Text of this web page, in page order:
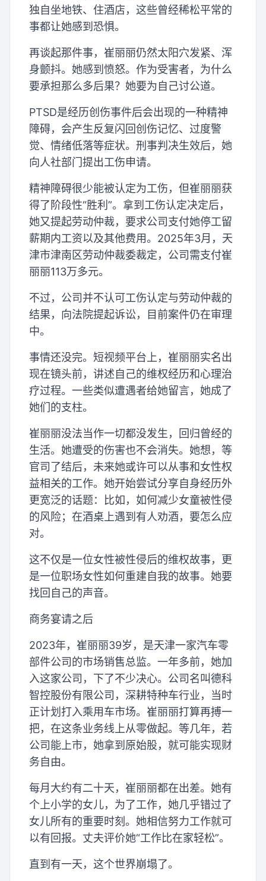
独自坐地铁、住酒店，这些曾经稀松平常的
事都让她感到恐惧。
再谈起那件事，崔丽丽仍然太阳穴发紧、浑
身颤抖。她感到愤怒。作为受害者，为什么
要承担那么多后果？她要为自己讨公道。
PTSD是经历创伤事件后会出现的一种精神
障碍，会产生反复闪回创伤记忆、过度警
觉、情绪低落等症状。刑事判决生效后，她
向人社部门提出工伤申请。
精神障碍很少能被认定为工伤，但崔丽丽获
得了阶段性“胜利”。拿到工伤认定决定后，
她又提起劳动仲裁，要求公司支付她停工留
薪期内工资以及其他费用。2025年3月，天
津市津南区劳动仲裁委裁定，公司需支付崔
丽丽113万多元。
不过，公司并不认可工伤认定与劳动仲裁的
结果，向法院提起诉讼，目前案件仍在审理
中。
事情还没完。短视频平台上，崔丽丽实名出
现在镜头前，讲述自己的维权经历和心理治
疗过程。一些类似遭遇者给她留言，她成了
她们的支柱。
崔丽丽没法当作一切都没发生，回归曾经的
生活。她遭受的伤害也不会消失。她想，等
官司了结后，未来她或许可以从事和女性权
益相关的工作。她开始尝试分享自身经历外
更宽泛的话题：比如，如何减少女童被性侵
的风险；在酒桌上遇到有人劝酒，要怎么应
对。
这不仅是一位女性被性侵后的维权故事，更
是一位职场女性如何重建自我的故事。她要
找回自己的声音。
商务宴请之后
2023年，崔丽丽39岁，是天津一家汽车零
部件公司的市场销售总监。一年多前，她加
入这家公司，下了不少决心。公司名叫德科
智控股份有限公司，深耕特种车行业，当时
正计划打入乘用车市场。崔丽丽打算再搏一
把，在这条业务线上从零做起。等几年，若
公司能上市，她拿到原始股，就可能实现财
务自由。
每月大约有二十天，崔丽丽都在出差。她有
个上小学的女儿，为了工作，她几乎错过了
女儿所有的重要时刻。她相信努力工作就可
以有回报。丈夫评价她“工作比在家轻松”。
直到有一天，这个世界崩塌了。